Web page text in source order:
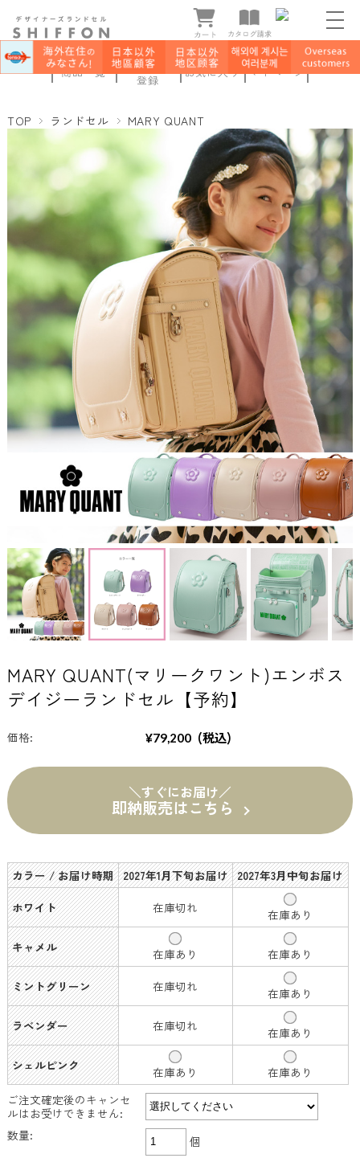
商品一覧
新規会員
登録
お気に入り マイページ
TOP ランドセル MARY QUANT
MARY QUANT(マリークワント)エンボス
デイジーランドセル【予約】
価格: ¥79,200 (税込)
＼すぐにお届け／
即納販売はこちら
カラー / お届け時期 2027年1月下旬お届け 2027年3月中旬お届け
ホワイト
在庫切れ
在庫あり
キャメル
在庫あり
在庫あり
ミントグリーン
在庫切れ
在庫あり
ラベンダー
在庫切れ
在庫あり
シェルピンク
在庫あり
在庫あり
ご注文確定後のキャンセ
ルはお受けできません:
数量:
個